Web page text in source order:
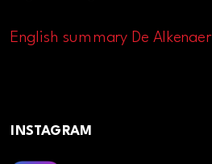
English summary De Alkenaer
INSTAGRAM